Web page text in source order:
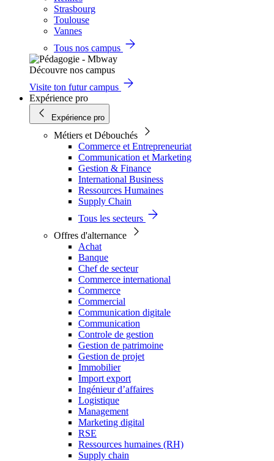
Strasbourg
Toulouse
Vannes
Tous nos campus
Découvre nos campus
Visite ton futur campus
Expérience pro
Expérience pro
Métiers et Débouchés
Commerce et Entrepreneuriat
Communication et Marketing
Gestion & Finance
International Business
Ressources Humaines
Supply Chain
Tous les secteurs
Offres d'alternance
Achat
Banque
Chef de secteur
Commerce international
Commerce
Commercial
Communication digitale
Communication
Controle de gestion
Gestion de patrimoine
Gestion de projet
Immobilier
Import export
Ingénieur d’affaires
Logistique
Management
Marketing digital
RSE
Ressources humaines (RH)
Supply chain